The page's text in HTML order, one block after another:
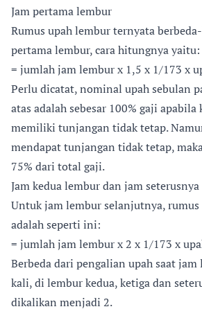
Jam pertama lembur
Rumus upah lembur ternyata
pertama lembur, cara hitungnya yaitu:
= jumlah jam lembur x 1,5 x 1/173 x
Perlu dicatat, nominal upah sebulan
atas adalah sebesar 100% gaji
memiliki tunjangan tidak tetap.
mendapat tunjangan tidak tetap,
75% dari total gaji.
Jam kedua lembur dan jam seterusnya
Untuk jam lembur selanjutnya,
adalah seperti ini:
= jumlah jam lembur x 2 x 1/173 x
Berbeda dari pengalian upah saat
kali, di lembur kedua, ketiga dan
dikalikan menjadi 2.